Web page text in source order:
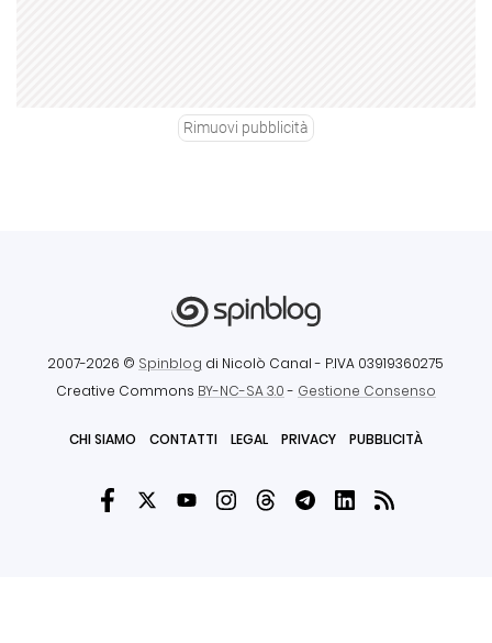
Rimuovi pubblicità
2007-2026 © Spinblog di Nicolò Canal - P.IVA 03919360275
Creative Commons BY-NC-SA 3.0- Gestione Consenso
CHI SIAMO CONTATTI LEGAL PRIVACY PUBBLICITÀ